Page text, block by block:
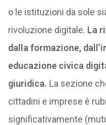
o le istituzioni da sole
rivoluzione digitale. La
dalla formazione,
educazione civica
giuridica. La sezione
cittadini e imprese è
significativamente